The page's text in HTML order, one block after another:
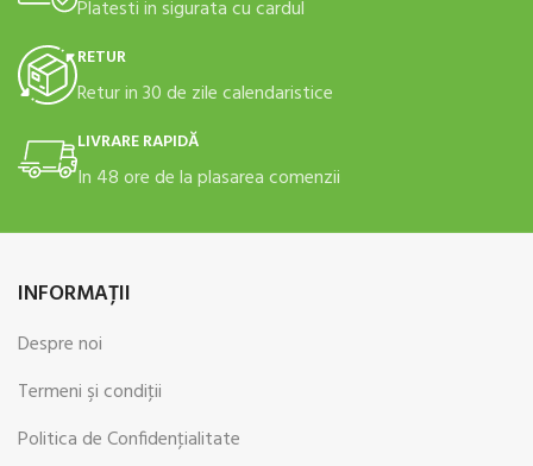
Platesti in sigurata cu cardul
RETUR
Retur in 30 de zile calendaristice
LIVRARE RAPIDĂ
In 48 ore de la plasarea comenzii
INFORMAŢII
Despre noi
Termeni şi condiţii
Politica de Confidenţialitate